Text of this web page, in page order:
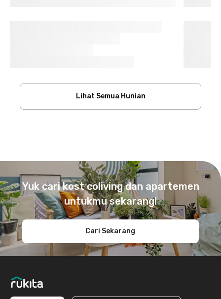
Lihat Semua Hunian
Yuk cari kost coliving dan apartemen
untukmu sekarang!
Cari Sekarang